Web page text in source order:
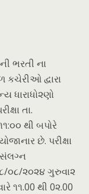
ભરતી ના
કચેરીઓ દ્વારા
ધારાધો૨ણો
તા.
થી બપોરે
છે. પરીક્ષા
સંલગ્ન
૦૮/૨૦૨૪ ગુરુવા૨
૧૧.00 થી 0૨.00